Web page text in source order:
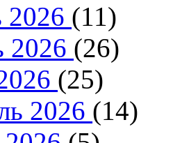
(11)
(26)
(25)
2026 (14)